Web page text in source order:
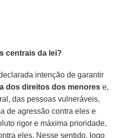
centrais da lei?
intenção de garantir
dos direitos dos menores e,
das pessoas vulneráveis,
de agressão contra eles e
rigor e máxima prioridade,
eles. Nesse sentido, logo